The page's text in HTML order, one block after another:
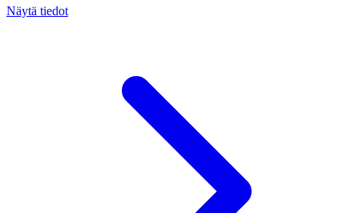
Näytä tiedot